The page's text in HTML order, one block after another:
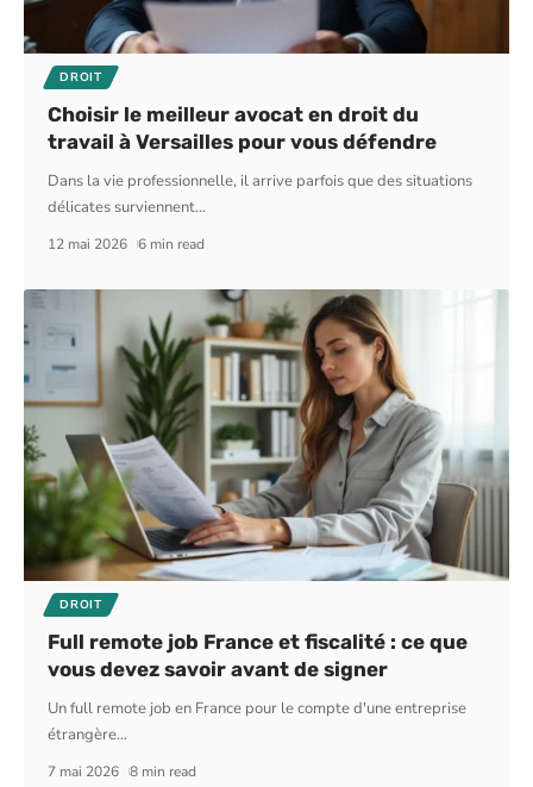
DROIT
Choisir le meilleur avocat en droit du
travail à Versailles pour vous défendre
Dans la vie professionnelle, il arrive parfois que des situations
délicates surviennent…
12 mai 2026 6 min read
DROIT
Full remote job France et fiscalité : ce que
vous devez savoir avant de signer
Un full remote job en France pour le compte d'une entreprise
étrangère…
7 mai 2026 8 min read